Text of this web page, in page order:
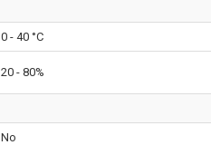
0 - 40 °C
20 - 80%
No